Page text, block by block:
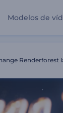
Modelos de
Renderforest